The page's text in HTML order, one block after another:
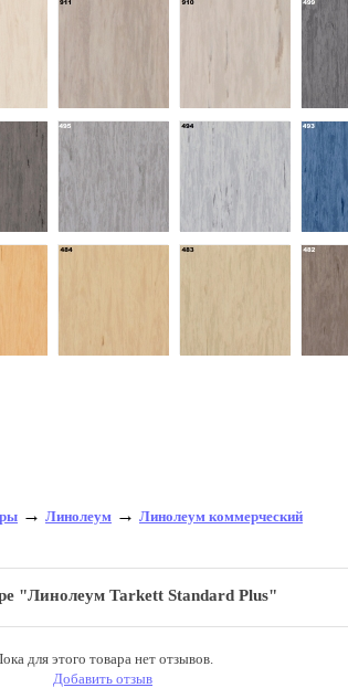
→ Линолеум → Линолеум коммерческий
"Линолеум Tarkett Standard Plus"
для этого товара нет отзывов.
Добавить отзыв